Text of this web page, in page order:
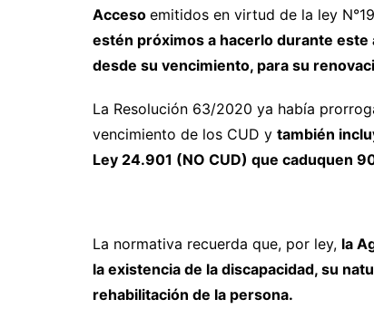
Acceso emitidos en virtud de la ley
estén próximos a hacerlo durante
desde su vencimiento, para su
La Resolución 63/2020 ya había
vencimiento de los CUD y también
Ley 24.901 (NO CUD) que caduquen
La normativa recuerda que, por ley, la
la existencia de la discapacidad, su
rehabilitación de la persona.